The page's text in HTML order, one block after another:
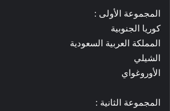
المجموعة الأولى :
كوريا الجنوبية
المملكة العربية السعودية
الشيلي
الأوروغواي
المجموعة الثانية :